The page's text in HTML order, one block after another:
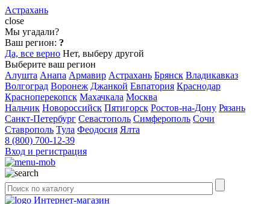
Астрахань
close
Мы угадали?
Ваш регион: ?
Да, все верно Нет, выберу другой
Выберите ваш регион
Алушта Анапа Армавир Астрахань Брянск Владикавказ
Волгоград Воронеж Джанкой Евпатория Краснодар
Красноперекопск Махачкала Москва
Нальчик Новороссийск Пятигорск Ростов-на-Дону Рязань
Санкт-Петербург Севастополь Симферополь Сочи
Ставрополь Тула Феодосия Ялта
8 (800) 700-12-39
Вход и регистрация
Интернет-магазин